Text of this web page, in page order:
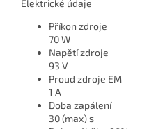
Elektrické údaje
Příkon zdroje
70 W
Napětí zdroje
93 V
Proud zdroje EM
1 A
Doba zapálení
30 (max) s